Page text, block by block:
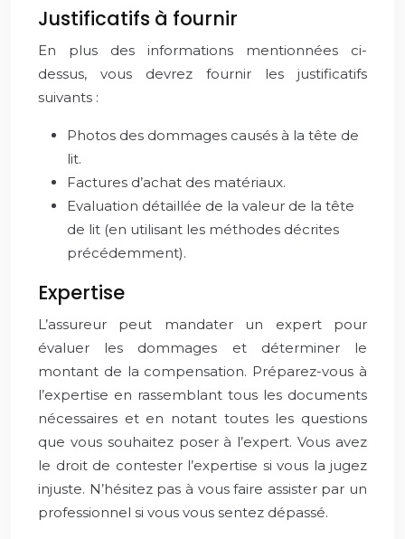
Justificatifs à fournir
En plus des informations mentionnées ci-
dessus, vous devrez fournir les justificatifs
suivants :
Photos des dommages causés à la tête de
lit.
Factures d’achat des matériaux.
Evaluation détaillée de la valeur de la tête
de lit (en utilisant les méthodes décrites
précédemment).
Expertise
L’assureur peut mandater un expert pour
évaluer les dommages et déterminer le
montant de la compensation. Préparez-vous à
l’expertise en rassemblant tous les documents
nécessaires et en notant toutes les questions
que vous souhaitez poser à l’expert. Vous avez
le droit de contester l’expertise si vous la jugez
injuste. N’hésitez pas à vous faire assister par un
professionnel si vous vous sentez dépassé.